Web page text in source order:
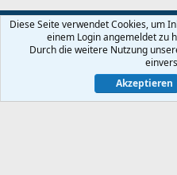
Default-Theme
Nutzungsbedingungen
Community platform by XenForo® ©
Diese Seite verwendet Cookies, um
einem Login angemeldet zu
Durch die weitere Nutzung
Akzeptieren